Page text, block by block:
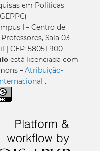
em Políticas
I – Centro de
Sala 03
| CEP: 58051-900
está licenciada com
– Atribuição-
.